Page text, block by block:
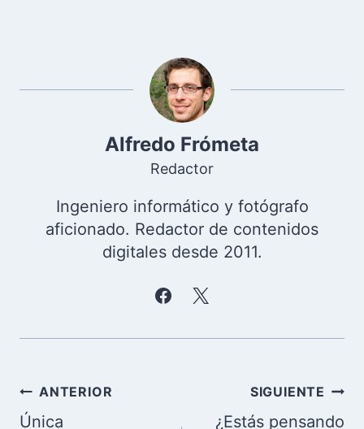
Alfredo Frómeta
Redactor
Ingeniero informático y fotógrafo
aficionado. Redactor de contenidos
digitales desde 2011.
Navegación
de
ANTERIOR
Única
SIGUIENTE
¿Estás pensando